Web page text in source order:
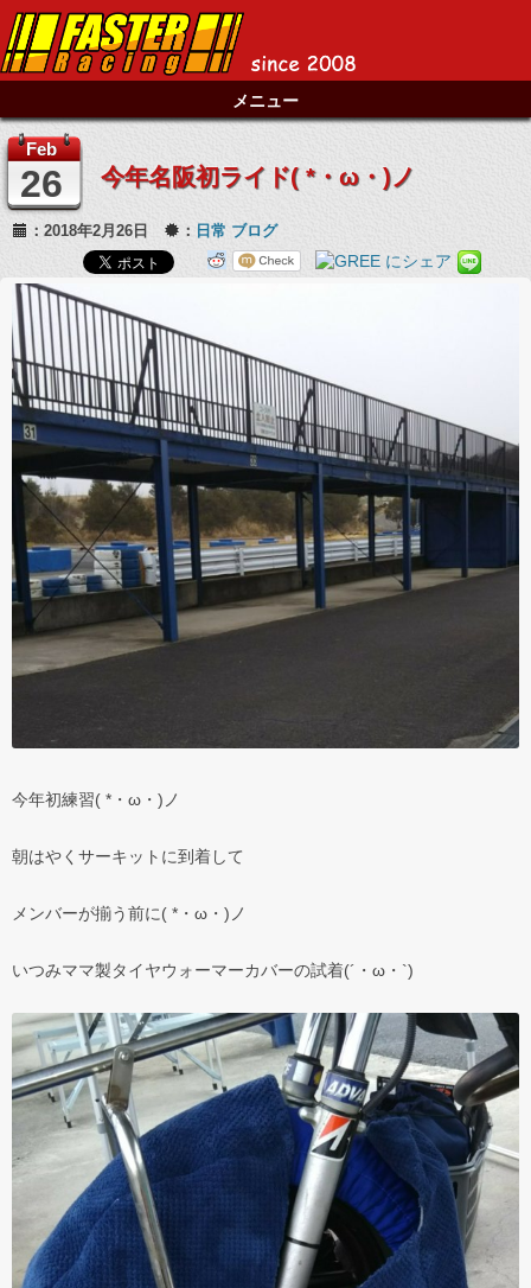
メニュー
Feb
26 今年名阪初ライド( *・ω・)ノ
：2018年2月26日 ： 日常 ブログ
今年初練習( *・ω・)ノ
朝はやくサーキットに到着して
メンバーが揃う前に( *・ω・)ノ
いつみママ製タイヤウォーマーカバーの試着(´・ω・`)